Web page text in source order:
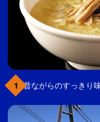
昔ながらのすっきり